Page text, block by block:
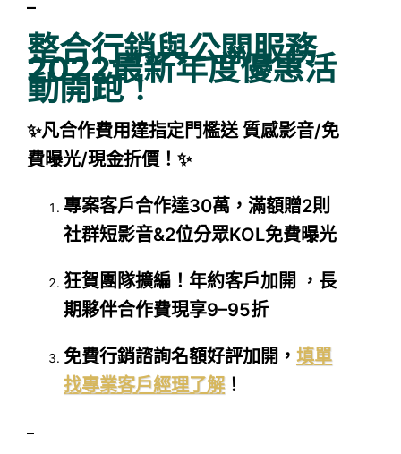
–
整合行銷與公關服務
2022最新年度優惠活
動開跑！
✨凡合作費用達指定門檻送 質感影音/免
費曝光/現金折價！✨
專案客戶合作達30萬，滿額贈2則
社群短影音&2位分眾KOL免費曝光
狂賀團隊擴編！年約客戶加開 ，長
期夥伴合作費現享9–95折
免費行銷諮詢名額好評加開，填單
找專業客戶經理了解！
–